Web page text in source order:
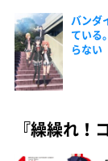
バンダ
ている
らない
『繰繰れ！